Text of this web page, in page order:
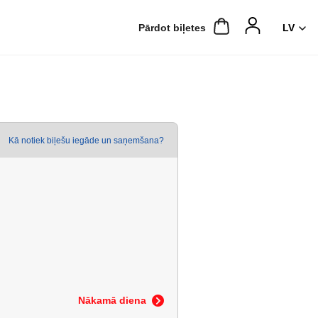
Pārdot biļetes
Kā notiek biļešu iegāde un saņemšana?
Nākamā diena